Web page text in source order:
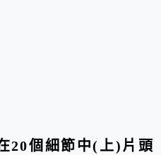
20個細節中(上)片頭